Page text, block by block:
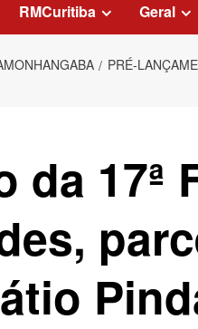
RMCuritiba Geral
PRÉ-
da 17ª